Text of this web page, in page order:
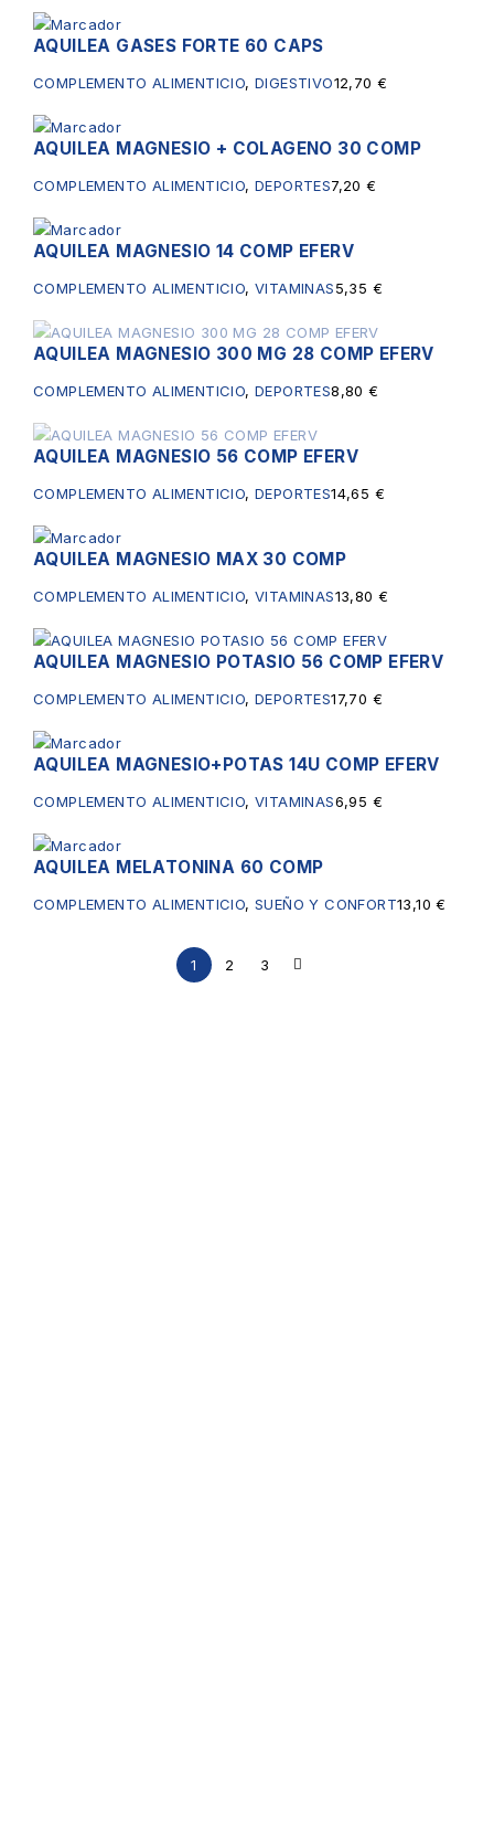
AQUILEA GASES FORTE 60 CAPS
COMPLEMENTO ALIMENTICIO,DIGESTIVO12,70€
AQUILEA MAGNESIO + COLAGENO 30 COMP
COMPLEMENTO ALIMENTICIO,DEPORTES7,20€
AQUILEA MAGNESIO 14 COMP EFERV
COMPLEMENTO ALIMENTICIO,VITAMINAS5,35 €
Sin existencias
AQUILEA MAGNESIO 300 MG 28 COMP EFERV
COMPLEMENTO ALIMENTICIO,DEPORTES8,80€
Sin existencias
AQUILEA MAGNESIO 56 COMP EFERV
COMPLEMENTO ALIMENTICIO,DEPORTES14,65 €
AQUILEA MAGNESIO MAX 30 COMP
COMPLEMENTO ALIMENTICIO,VITAMINAS13,80€
AQUILEA MAGNESIO POTASIO 56 COMP EFERV
COMPLEMENTO ALIMENTICIO,DEPORTES17,70 €
AQUILEA MAGNESIO+POTAS 14U COMP EFERV
COMPLEMENTO ALIMENTICIO,VITAMINAS6,95 €
AQUILEA MELATONINA 60 COMP
COMPLEMENTO ALIMENTICIO,SUEÑO Y CONFORT13,10€
1 2 3